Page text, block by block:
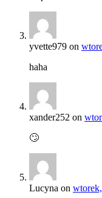
yvette979 on
haha
xander252 on
🙄
Lucyna on